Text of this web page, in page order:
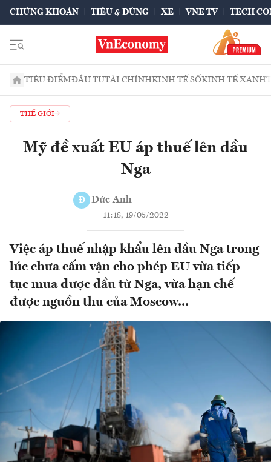
CHỨNG KHOÁN TIÊU & DÙNG XE VNE TV TECH
TIÊU ĐIỂMĐẦU TƯTÀI CHÍNHKINH TẾ SỐKINH TẾ XANH
THẾ GIỚI
Mỹ đề xuất EU áp thuế lên dầu
Nga
Đ Đức Anh
11:18, 19/05/2022
Việc áp thuế nhập khẩu lên dầu Nga trong
lúc chưa cấm vận cho phép EU vừa tiếp
tục mua được dầu từ Nga, vừa hạn chế
được nguồn thu của Moscow...